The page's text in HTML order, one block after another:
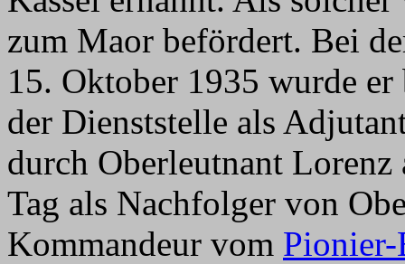
zum Maor befördert. Bei
15. Oktober 1935 wurde
der Dienststelle als
durch Oberleutnant Lorenz
Tag als Nachfolger von
Kommandeur vom